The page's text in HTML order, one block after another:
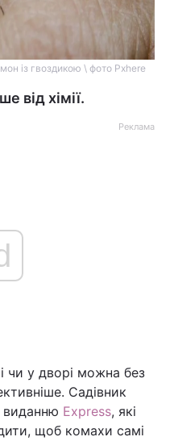
із гвоздикою \ фото Pxhere
від хімії.
Реклама
чи у дворі можна без
Садівник
виданню Express, які
щоб комахи самі